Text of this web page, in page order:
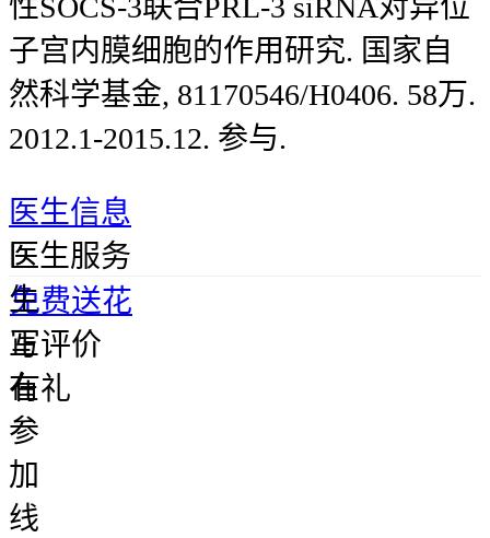
性SOCS-3联合PRL-3 siRNA对异位
子宫内膜细胞的作用研究. 国家自
然科学基金, 81170546/H0406. 58万.
2012.1-2015.12. 参与.
医生信息
医
生
正
在
参
加
线
医生服务
免费送花
写评价
有礼